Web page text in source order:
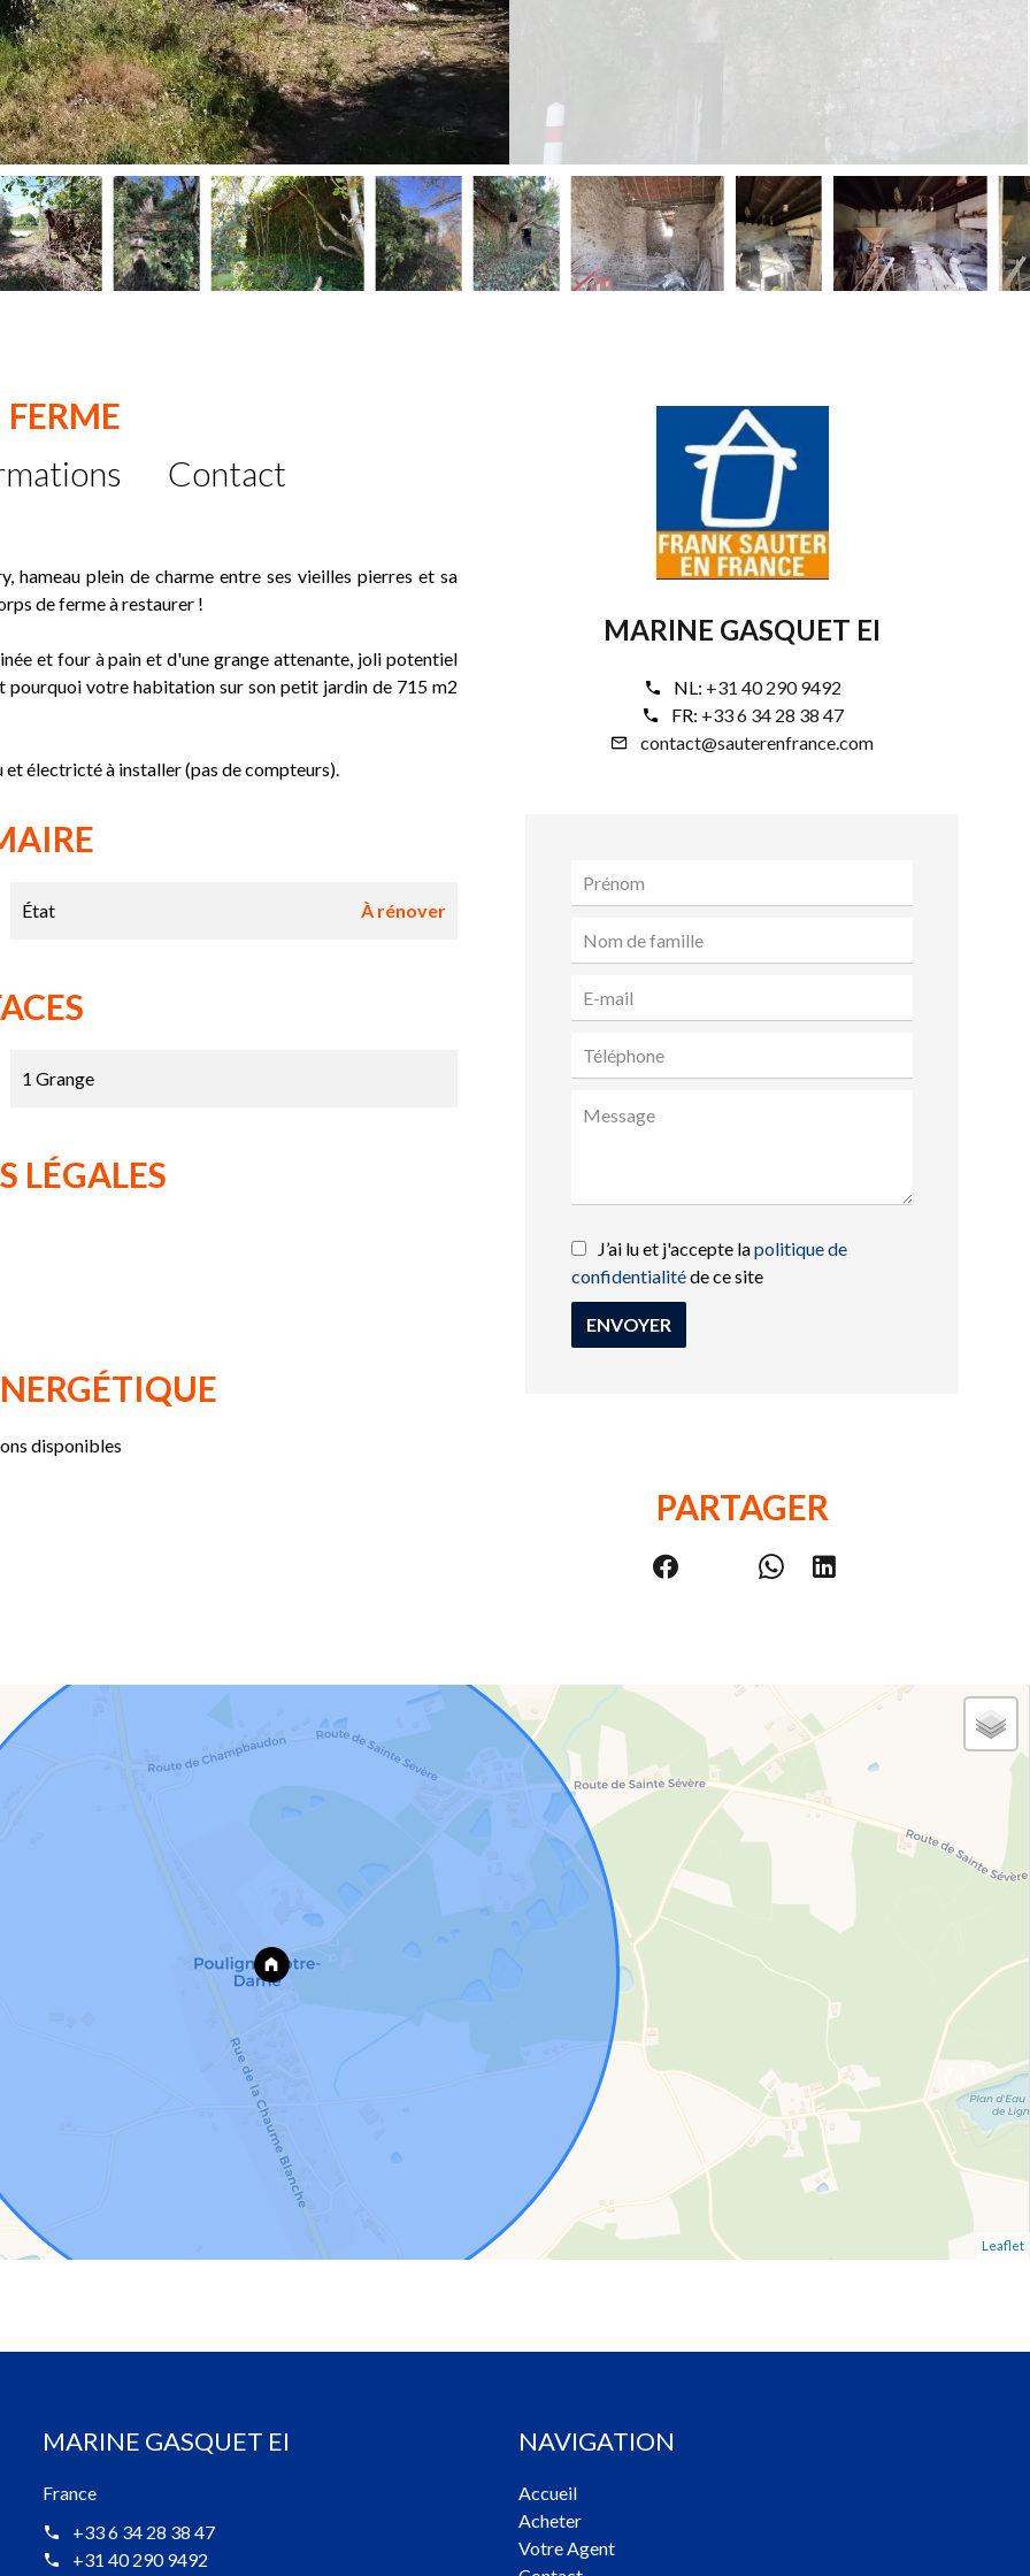
Contact
hameau plein de charme entre ses vieilles pierres et sa
de ferme à restaurer !
et four à pain et d'une grange attenante, joli potentiel
votre habitation sur son petit jardin de 715 m2
et électricté à installer (pas de compteurs).
État À rénover
1 Grange
LÉGALES
disponibles
MARINE GASQUET EI
NL: +31 40 290 9492
FR: +33 6 34 28 38 47
contact@sauterenfrance.com
J’ai lu et j'accepte lapolitique de
confidentialitéde ce site
ENVOYER
PARTAGER
Leaflet
MARINE GASQUET EI
France
+33 6 34 28 38 47
+31 40 290 9492
NAVIGATION
Accueil
Acheter
Votre Agent